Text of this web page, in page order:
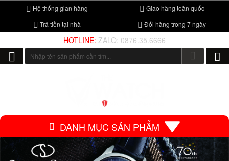
Hệ thống gian hàng
Giao hàng toàn quốc
Trả tiền tại nhà
Đổi hàng trong 7 ngày
HOTLINE: ZALO: 0876.35.6666
DANH MỤC SẢN PHẨM